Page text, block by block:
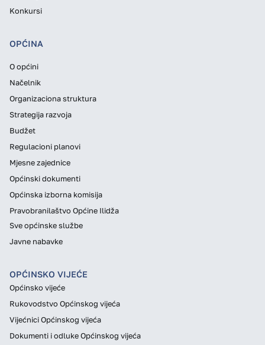
Konkursi
OPĆINA
O općini
Načelnik
Organizaciona struktura
Strategija razvoja
Budžet
Regulacioni planovi
Mjesne zajednice
Općinski dokumenti
Općinska izborna komisija
Pravobranilaštvo Općine Ilidža
Sve općinske službe
Javne nabavke
OPĆINSKO VIJEĆE
Općinsko vijeće
Rukovodstvo Općinskog vijeća
Vijećnici Općinskog vijeća
Dokumenti i odluke Općinskog vijeća